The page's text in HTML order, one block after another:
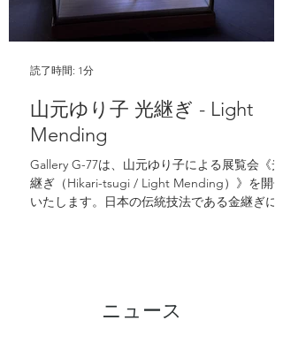
山元ゆり子 光継ぎ - Light
Mending
Gallery G-77は、山元ゆり子による展覧会《光
継ぎ（Hikari-tsugi / Light Mending）》を開催
いたします。日本の伝統技法である金継ぎに着
える機会をもたらします。
読了時間: 1分
ニュース